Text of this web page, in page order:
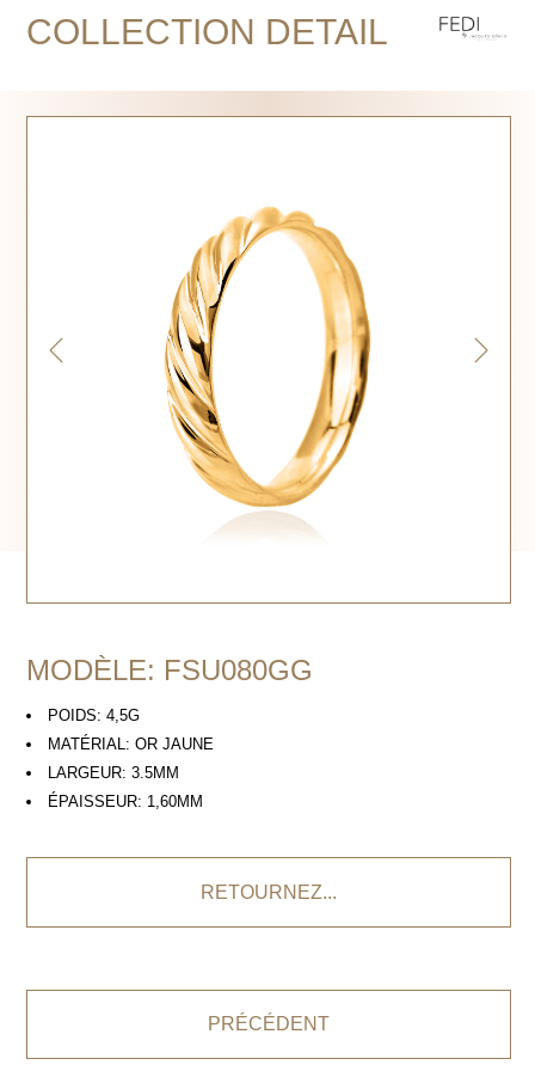
COLLECTION DETAIL
MODÈLE: FSU080GG
POIDS: 4,5G
MATÉRIAL: OR JAUNE
LARGEUR: 3.5MM
ÉPAISSEUR: 1,60MM
RETOURNEZ...
PRÉCÉDENT